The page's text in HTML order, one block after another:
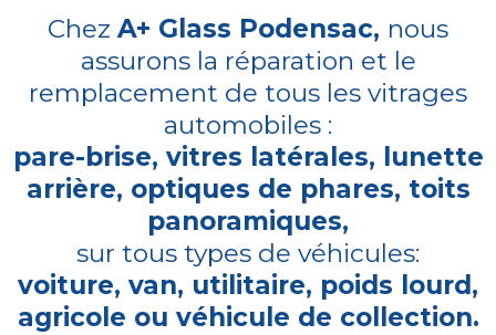
Chez A+ Glass Podensac, nous
assurons la réparation et le
remplacement de tous les vitrages
automobiles :
pare-brise, vitres latérales, lunette
arrière, optiques de phares, toits
panoramiques,
sur tous types de véhicules:
voiture, van, utilitaire, poids lourd,
agricole ou véhicule de collection.